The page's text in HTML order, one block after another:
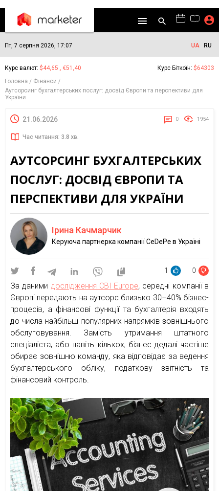
Пт, 7 серпня 2026, 17:07 UA RU
Курс валют: $44,65 , €51,40 Курс Біткоїн: $64303
Головна
Фінанси
Аутсорсинг бухгалтерських послуг: досвід Європи та перспективи для
України
21.06.2026 0 1954
Час читання: 3.8 хв.
АУТСОРСИНГ БУХГАЛТЕРСЬКИХ
ПОСЛУГ: ДОСВІД ЄВРОПИ ТА
ПЕРСПЕКТИВИ ДЛЯ УКРАЇНИ
Ірина Качмарчик
Керуюча партнерка компанії CeDePe в Україні
1 0
За даними дослідження CBI Europe, середні компанії в
Європі передають на аутсорс близько 30–40% бізнес-
процесів, а фінансові функції та бухгалтерія входять
до числа найбільш популярних напрямків зовнішнього
обслуговування. Замість утримання штатного
спеціаліста, або навіть кількох, бізнес дедалі частіше
обирає зовнішню команду, яка відповідає за ведення
бухгалтерського обліку, податкову звітність та
фінансовий контроль.